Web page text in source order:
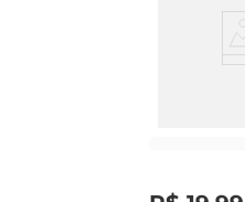
congelamento